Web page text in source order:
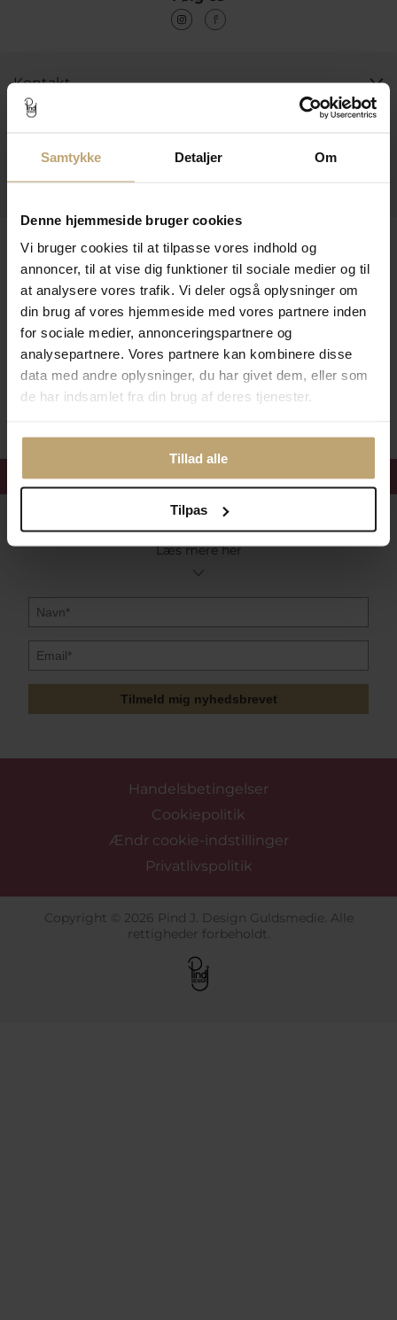
Samtykke Detaljer Om
Denne hjemmeside bruger cookies
Vi bruger cookies til at tilpasse vores indhold og
annoncer, til at vise dig funktioner til sociale medier og til
at analysere vores trafik. Vi deler også oplysninger om
din brug af vores hjemmeside med vores partnere inden
for sociale medier, annonceringspartnere og
analysepartnere. Vores partnere kan kombinere disse
data med andre oplysninger, du har givet dem, eller som
de har indsamlet fra din brug af deres tjenester.
Tillad alle
Tilpas
Kontakt
Åbningstider I Butikken
Information
Praktiske Sider
Betalingsmuligheder
Sikker Og Tryg E-Handel
Få 15%velkomstrabat
Læs mere her
Tilmeld mig nyhedsbrevet
Handelsbetingelser
Cookiepolitik
Ændr cookie-indstillinger
Privatlivspolitik
Copyright © 2026 Pind J. Design Guldsmedie. Alle
rettigheder forbeholdt.